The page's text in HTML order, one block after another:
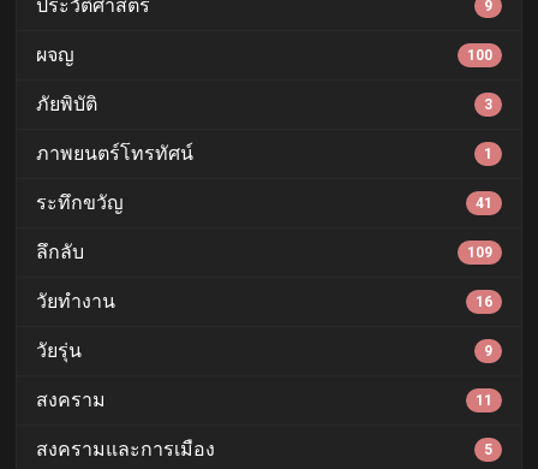
ประวัติศาสตร์ 9
ผจญ 100
ภัยพิบัติ 3
ภาพยนตร์โทรทัศน์ 1
ระทึกขวัญ 41
ลึกลับ 109
วัยทำงาน 16
วัยรุ่น 9
สงคราม 11
สงครามและการเมือง 5